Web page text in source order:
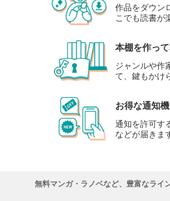
作品をダウン
こでも読書が
本棚を作っ
ジャンルや作
て、鍵もかけ
お得な通知機
通知を許可す
などが届きま
無料マンガ・ラノベなど、豊富なライ